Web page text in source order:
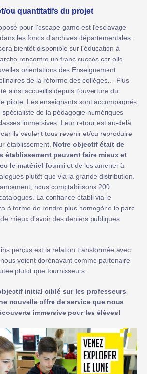
ou quantitatifs du projet
pour l'escape game est l’esclavage
les fonds d'archives départementales.
bientôt disponible sur l’éducation à
rencontre un franc succès car elle
orientations des Enseignement
de la réforme des collèges… Plus
ainsi accueillis depuis l’ouverture du
pilote. Les enseignants sont accompagnés
de la pédagogie numériques
immersives. Leur retour est au-delà
ils veulent tous revenir et/ou reproduire
établissement. Notre objectif était de
établissement peuvent faire mieux et
le matériel fourni et de les amener à
plutôt que via la grande distribution.
nous comptabilisons 200
La confiance établi via le
à terme de rendre plus homogène le parc
mieux d'avoir des deniers publiques
perçus est la relation transformée avec
voient dorénavant comme partenaire
plutôt que fournisseurs.
initial ciblé sur les professeurs
nouvelle offre de service que nous
immersive pour les élèves!